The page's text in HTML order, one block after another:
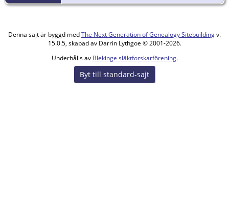
Denna sajt är byggd medThe Next Generation of Genealogy Sitebuildingv.
15.0.5, skapad av Darrin Lythgoe © 2001-2026.
Underhålls av Blekinge släktforskarförening.
Byt till standard-sajt